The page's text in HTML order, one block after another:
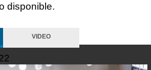
disponible.
VIDEO